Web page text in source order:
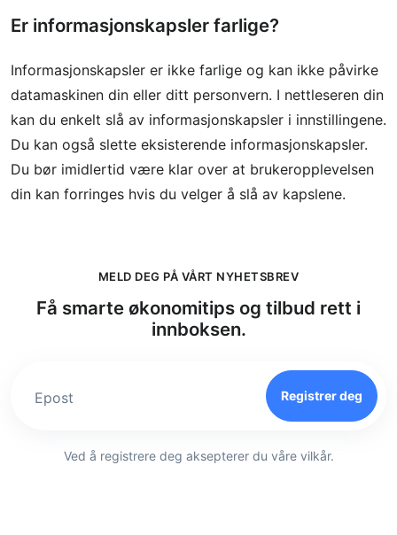
Er informasjonskapsler farlige?
Informasjonskapsler er ikke farlige og kan ikke påvirke
datamaskinen din eller ditt personvern. I nettleseren din
kan du enkelt slå av informasjonskapsler i innstillingene.
Du kan også slette eksisterende informasjonskapsler.
Du bør imidlertid være klar over at brukeropplevelsen
din kan forringes hvis du velger å slå av kapslene.
MELD DEG PÅ VÅRT NYHETSBREV
Få smarte økonomitips og tilbud rett i
innboksen.
Epost Registrer deg
Ved å registrere deg aksepterer du våre vilkår.